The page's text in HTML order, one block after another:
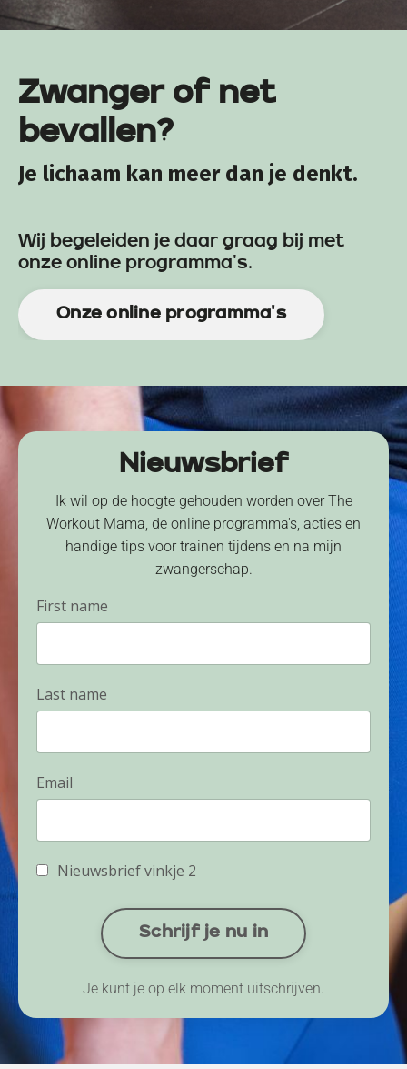
Zwanger of net
bevallen?
Je lichaam kan meer dan je denkt.
Wij begeleiden je daar graag bij met
onze online programma's.
Onze online programma's
Nieuwsbrief
Ik wil op de hoogte gehouden worden over The
Workout Mama, de online programma's, acties en
handige tips voor trainen tijdens en na mijn
zwangerschap.
First name
Last name
Email
Nieuwsbrief vinkje 2
Schrijf je nu in
Je kunt je op elk moment uitschrijven.